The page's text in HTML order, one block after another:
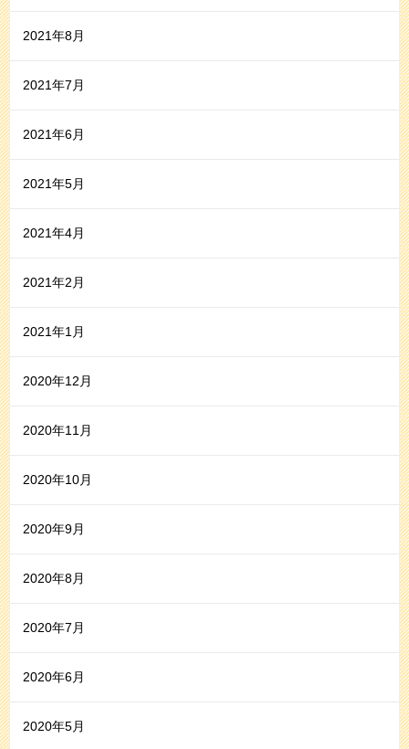
2021年8月
2021年7月
2021年6月
2021年5月
2021年4月
2021年2月
2021年1月
2020年12月
2020年11月
2020年10月
2020年9月
2020年8月
2020年7月
2020年6月
2020年5月